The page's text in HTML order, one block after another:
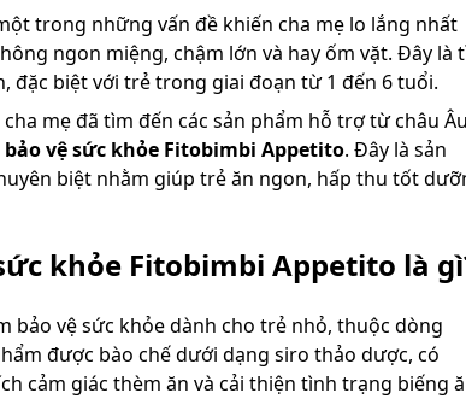
trong những vấn đề khiến cha mẹ lo lắng nhất
ngon miệng, chậm lớn và hay ốm vặt. Đây là
đặc biệt với trẻ trong giai đoạn từ 1 đến 6 tuổi.
mẹ đã tìm đến các sản phẩm hỗ trợ từ châu
vệ sức khỏe Fitobimbi Appetito. Đây là sản
biệt nhằm giúp trẻ ăn ngon, hấp thu tốt
khỏe Fitobimbi Appetito là
bảo vệ sức khỏe dành cho trẻ nhỏ, thuộc dòng
được bào chế dưới dạng siro thảo dược, có
cảm giác thèm ăn và cải thiện tình trạng biếng